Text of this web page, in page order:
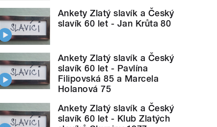
Ankety Zlatý slavík a Český
slavík 60 let - Jan Krůta 80
Ankety Zlatý slavík a Český
slavík 60 let - Pavlína
Filipovská 85 a Marcela
Holanová 75
Ankety Zlatý slavík a Český
slavík 60 let - Klub Zlatých